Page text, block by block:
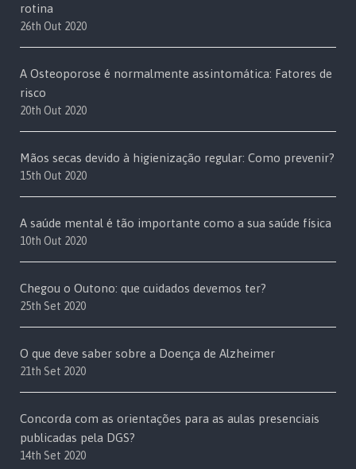
rotina
26th Out 2020
A Osteoporose é normalmente assintomática: Fatores de
risco
20th Out 2020
Mãos secas devido à higienização regular: Como prevenir?
15th Out 2020
A saúde mental é tão importante como a sua saúde física
10th Out 2020
Chegou o Outono: que cuidados devemos ter?
25th Set 2020
O que deve saber sobre a Doença de Alzheimer
21th Set 2020
Concorda com as orientações para as aulas presenciais
publicadas pela DGS?
14th Set 2020